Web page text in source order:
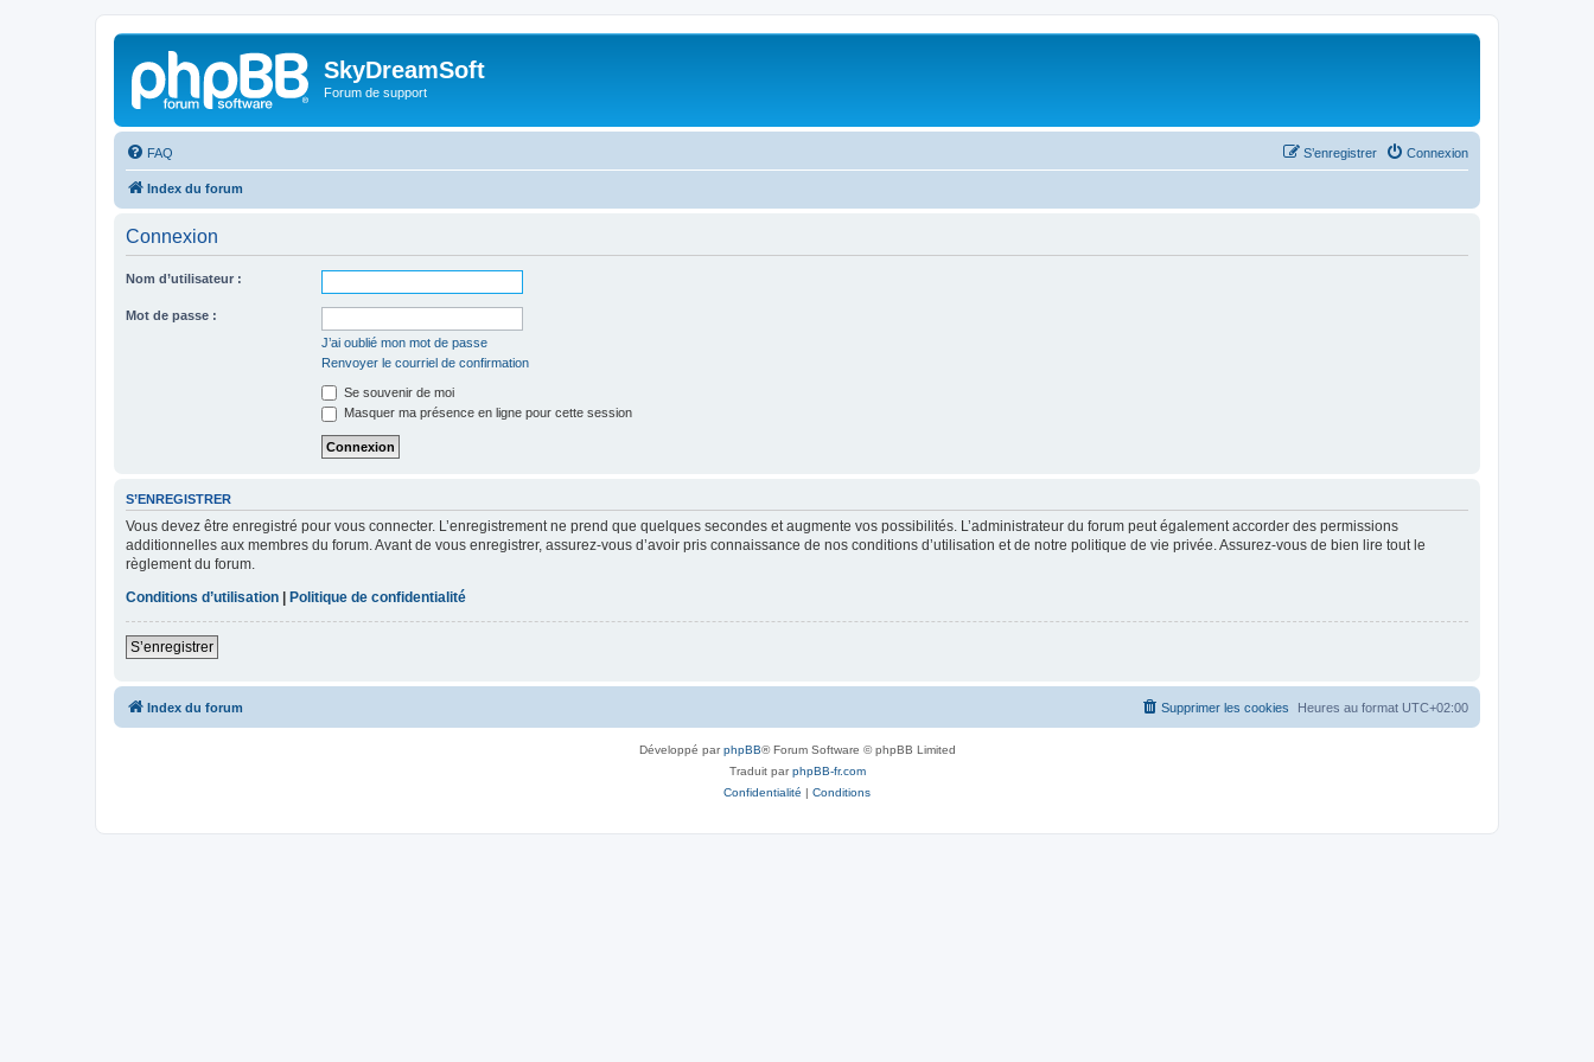
SkyDreamSoft
Forum de support
FAQ Connexion
S’enregistrer
Index du forum
Connexion
Nom d’utilisateur :
Mot de passe :
J’ai oublié mon mot de passe
Renvoyer le courriel de confirmation
Se souvenir de moi
Masquer ma présence en ligne pour cette session
S’ENREGISTRER
Vous devez être enregistré pour vous connecter. L’enregistrement ne prend que quelques secondes et augmente vos possibilités. L’administrateur du forum peut également accorder des permissions
additionnelles aux membres du forum. Avant de vous enregistrer, assurez-vous d’avoir pris connaissance de nos conditions d’utilisation et de notre politique de vie privée. Assurez-vous de bien lire tout le
règlement du forum.
Conditions d’utilisation
Politique de confidentialité
S’enregistrer
Index du forum Heures au format UTC+02:00
Supprimer les cookies
Développé parphpBB® Forum Software © phpBB Limited
Traduit parphpBB-fr.com
Confidentialité | Conditions